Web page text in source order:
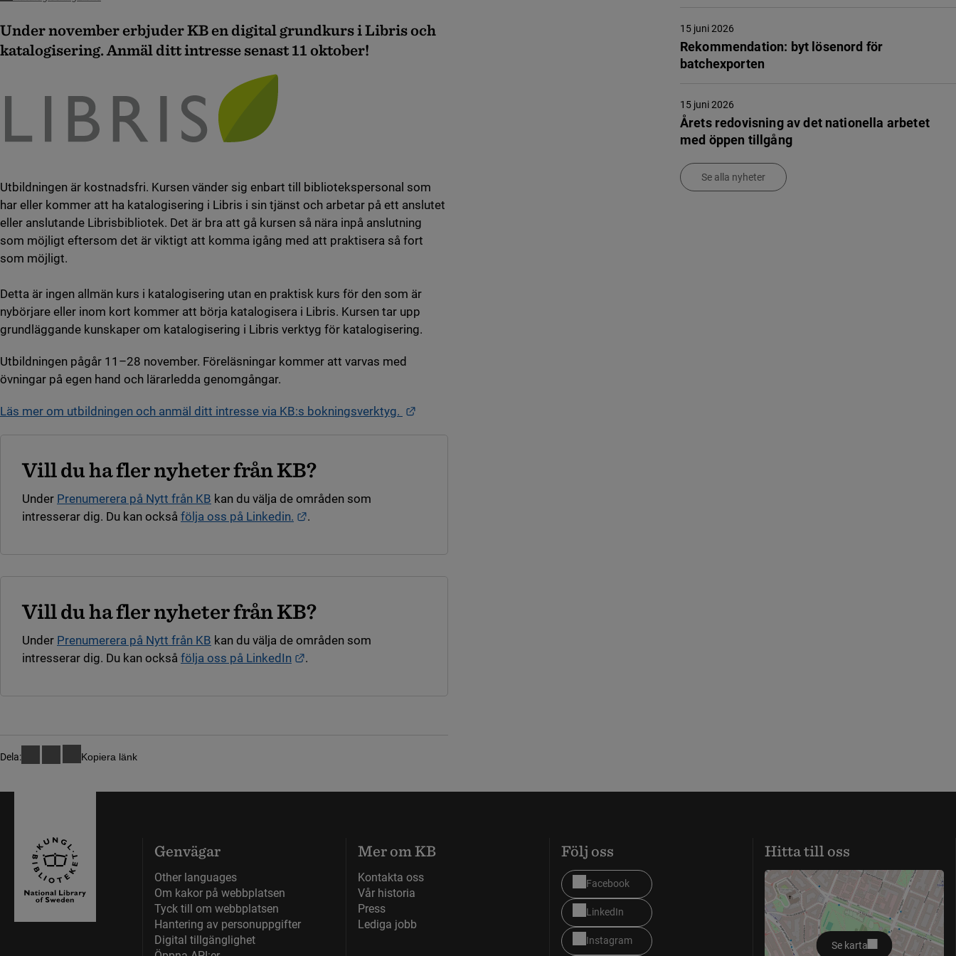
Under november erbjuder KB en digital grundkurs i Libris och
katalogisering. Anmäl ditt intresse senast 11 oktober!
Utbildningen är kostnadsfri. Kursen vänder sig enbart till bibliotekspersonal som
har eller kommer att ha katalogisering i Libris i sin tjänst och arbetar på ett anslutet
eller anslutande Librisbibliotek. Det är bra att gå kursen så nära inpå anslutning
som möjligt eftersom det är viktigt att komma igång med att praktisera så fort
som möjligt.
Detta är ingen allmän kurs i katalogisering utan en praktisk kurs för den som är
nybörjare eller inom kort kommer att börja katalogisera i Libris. Kursen tar upp
grundläggande kunskaper om katalogisering i Libris verktyg för katalogisering.
Utbildningen pågår 11–28 november. Föreläsningar kommer att varvas med
övningar på egen hand och lärarledda genomgångar.
Läs mer om utbildningen och anmäl ditt intresse via KB:s bokningsverktyg.
Vill du ha fler nyheter från KB?
Under Prenumerera på Nytt från KB kan du välja de områden som
intresserar dig. Du kan också följa oss på Linkedin. .
Vill du ha fler nyheter från KB?
Under Prenumerera på Nytt från KB kan du välja de områden som
intresserar dig. Du kan också följa oss på LinkedIn .
Rekommendation: byt lösenord för
batchexporten
15 juni 2026
Årets redovisning av det nationella arbetet
med öppen tillgång
15 juni 2026
Se alla nyheter
Dela: Kopiera länk
Genvägar
Other languages
Om kakor på webbplatsen
Tyck till om webbplatsen
Hantering av personuppgifter
Digital tillgänglighet
Mer om KB
Kontakta oss
Vår historia
Press
Lediga jobb
Följ oss
Facebook
LinkedIn
Instagram
Hitta till oss
Se karta
öppnas i nytt fönster